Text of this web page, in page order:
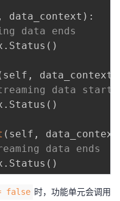
, data_context ) :
data ends
. Status ( )
self , data_context
data starts
. Status ( )
( self , data_context
data ends
. Status ( )
false 时，功能单元会调用